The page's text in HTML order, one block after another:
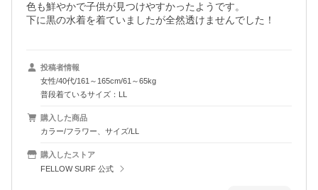
色も鮮やかで子供が見つけやすかったようです。
下に黒の水着を着ていましたが全然透けませんでした！
投稿者情報
女性/40代/161～165cm/61～65kg
普段着ているサイズ：LL
購入した商品
カラー/フラワー、サイズ/LL
購入したストア
FELLOW SURF 公式